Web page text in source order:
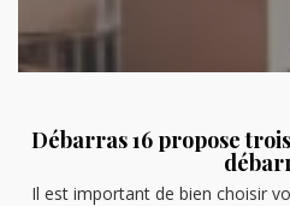
Débarras 16 propose
Il est important de bien choisir